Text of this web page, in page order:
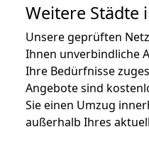
Weitere Städte
Unsere geprüften
Ihnen unverbindliche
Ihre Bedürfnisse
Angebote sind
Sie einen Umzug
außerhalb Ihres